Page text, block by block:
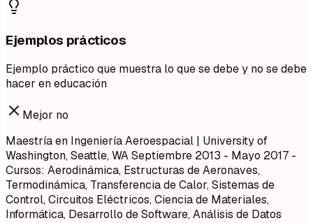
Ejemplos prácticos
Ejemplo práctico que muestra lo que se debe y no se debe
hacer en educación
Mejor no
Maestría en Ingeniería Aeroespacial | University of
Washington, Seattle, WASeptiembre 2013 - Mayo 2017 -
Cursos: Aerodinámica, Estructuras de Aeronaves,
Termodinámica, Transferencia de Calor, Sistemas de
Control, Circuitos Eléctricos, Ciencia de Materiales,
Informática, Desarrollo de Software, Análisis de Datos